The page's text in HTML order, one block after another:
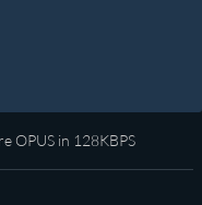
OPUS in 128KBPS